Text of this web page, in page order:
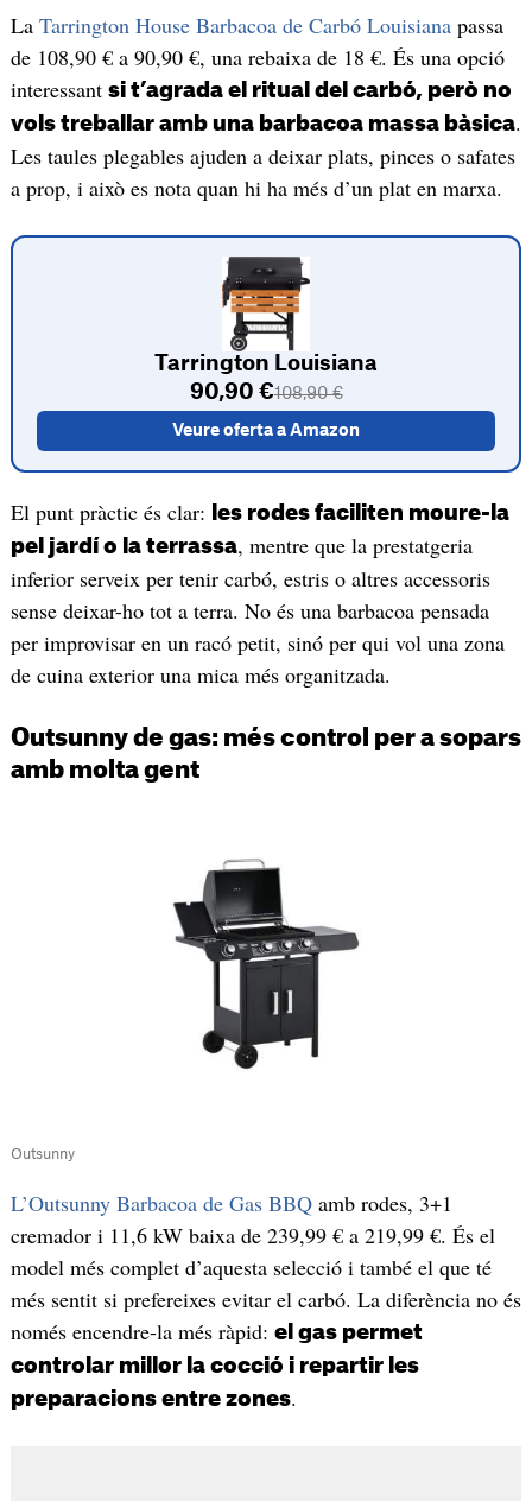
La Tarrington House Barbacoa de Carbó Louisianapassa
de 108,90 € a 90,90 €, una rebaixa de 18 €. És una opció
interessant si t’agrada el ritual del carbó, però no
vols treballar amb una barbacoa massa bàsica.
Les taules plegables ajuden a deixar plats, pinces o safates
a prop, i això es nota quan hi ha més d’un plat en marxa.
Tarrington Louisiana
90,90 €108,90 €
Veure oferta a Amazon
El punt pràctic és clar:
les rodes faciliten moure-la
pel jardí o la terrassa, mentre que la prestatgeria
inferior serveix per tenir carbó, estris o altres accessoris
sense deixar-ho tot a terra. No és una barbacoa pensada
per improvisar en un racó petit, sinó per qui vol una zona
de cuina exterior una mica més organitzada.
Outsunny de gas: més control per a sopars
amb molta gent
Outsunny
L’Outsunny Barbacoa de Gas BBQamb rodes, 3+1
cremador i 11,6 kW baixa de 239,99 € a 219,99 €. És el
model més complet d’aquesta selecció i també el que té
més sentit si prefereixes evitar el carbó. La diferència no és
només encendre-la més ràpid: el gas permet
controlar millor la cocció i repartir les
preparacions entre zones.